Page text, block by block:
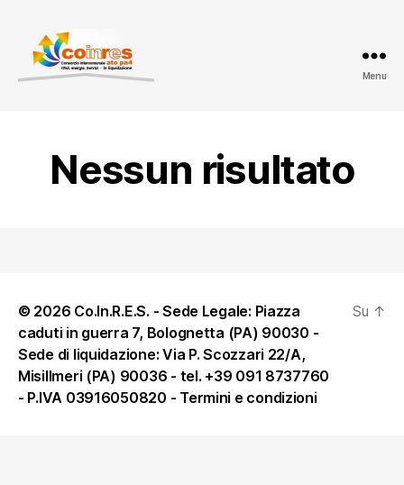
Amministrazione
trasparente
Menu
Nessun risultato
© 2026 Co.In.R.E.S. - Sede Legale: Piazza
caduti in guerra 7, Bolognetta (PA) 90030 -
Sede di liquidazione: Via P. Scozzari 22/A,
Misillmeri (PA) 90036 - tel. +39 091 8737760
- P.IVA 03916050820 - Termini e condizioni
Su ↑